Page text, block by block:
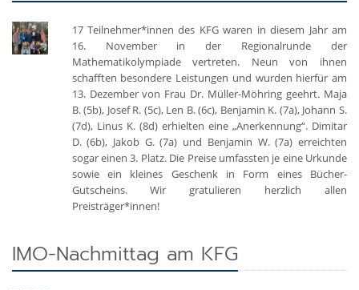
17 Teilnehmer*innen des KFG waren in diesem Jahr am
16. November in der Regionalrunde der
Mathematikolympiade vertreten. Neun von ihnen
schafften besondere Leistungen und wurden hierfür am
13. Dezember von Frau Dr. Müller-Möhring geehrt. Maja
B. (5b), Josef R. (5c), Len B. (6c), Benjamin K. (7a), Johann S.
(7d), Linus K. (8d) erhielten eine „Anerkennung“. Dimitar
D. (6b), Jakob G. (7a) und Benjamin W. (7a) erreichten
sogar einen 3. Platz. Die Preise umfassten je eine Urkunde
sowie ein kleines Geschenk in Form eines Bücher-
Gutscheins. Wir gratulieren herzlich allen
Preisträger*innen!
IMO-Nachmittag am KFG